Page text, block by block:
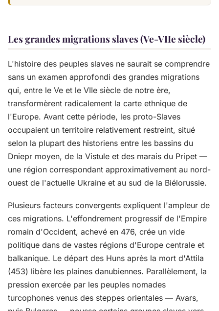
Les grandes migrations slaves (Ve-VIIe siècle)
L'histoire des peuples slaves ne saurait se comprendre
sans un examen approfondi des grandes migrations
qui, entre le Ve et le VIIe siècle de notre ère,
transformèrent radicalement la carte ethnique de
l'Europe. Avant cette période, les proto-Slaves
occupaient un territoire relativement restreint, situé
selon la plupart des historiens entre les bassins du
Dniepr moyen, de la Vistule et des marais du Pripet —
une région correspondant approximativement au nord-
ouest de l'actuelle Ukraine et au sud de la Biélorussie.
Plusieurs facteurs convergents expliquent l'ampleur de
ces migrations. L'effondrement progressif de l'Empire
romain d'Occident, achevé en 476, crée un vide
politique dans de vastes régions d'Europe centrale et
balkanique. Le départ des Huns après la mort d'Attila
(453) libère les plaines danubiennes. Parallèlement, la
pression exercée par les peuples nomades
turcophones venus des steppes orientales — Avars,